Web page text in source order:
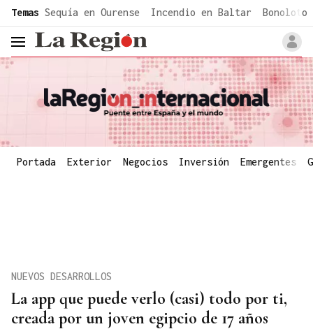
common.go-to-content
Temas Sequía en Ourense Incendio en Baltar Bonoloto
header.menu.open
Portada Exterior Negocios Inversión Emergentes
La app que puede verlo (casi) todo por ti,
creada por un joven egipcio de 17 años
NUEVOS DESARROLLOS